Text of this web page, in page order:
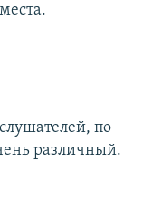
по
различный.